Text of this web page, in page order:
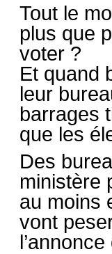
Tout le
plus que
voter ?
Et quand
leur
barrages
que les
Des
ministère
au moins
vont